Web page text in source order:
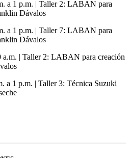
a 1 p.m. | Taller 2: LABAN para
Dávalos
a 1 p.m. | Taller 7: LABAN para
Dávalos
a.m. | Taller 2: LABAN para creación
a 1 p.m. | Taller 3: Técnica Suzuki